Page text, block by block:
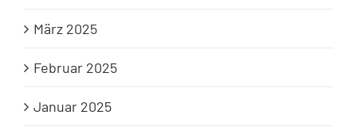
März 2025
Februar 2025
Januar 2025